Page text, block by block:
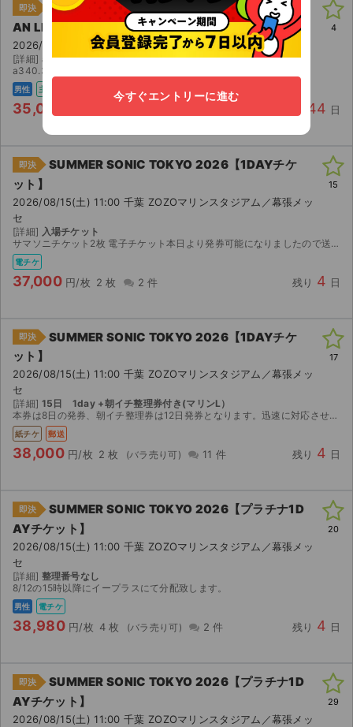
即決
「NEW ERA」～MIKADO FIRST ZEPP ONEM
AN LIVE～
2026/09/23(水) 19:00 大阪 Zepp Osaka Bayside
[詳細] a340.341
a340.341
男性 主催者
35,000 44 日
4
即決
SUMMER SONIC TOKYO 2026【1DAYチケ
ット】
2026/08/15(土) 11:00 千葉 ZOZOマリンスタジアム／幕張メッ
セ
[詳細] 入場チケット
サマソニチケット2枚 電子チケット本日より発券可能になりましたので送り可能です
電チケ
37,000 円/枚 2 枚 2 件 残り 4 日
15
即決
SUMMER SONIC TOKYO 2026【1DAYチケ
ット】
2026/08/15(土) 11:00 千葉 ZOZOマリンスタジアム／幕張メッ
セ
[詳細] 15日 1day +朝イチ整理券付き(マリンL）
本券は8日の発券、朝イチ整理券は12日発券となります。迅速に対応させていただきますが、台風等の郵送トラブルも想定されますので、関東圏の方の購入を希望致します。レターパックにて発送です。８／６日追...
紙チケ 郵送
38,000 円/枚 2 枚 11 件 残り 4 日
17
即決
SUMMER SONIC TOKYO 2026【プラチナ1D
AYチケット】
2026/08/15(土) 11:00 千葉 ZOZOマリンスタジアム／幕張メッ
セ
[詳細] 整理番号なし
8/12の15時以降にイープラスにて分配致します。
男性 電チケ
38,980 円/枚 4 枚 2 件 残り 4 日
20
即決
SUMMER SONIC TOKYO 2026【プラチナ1D
AYチケット】
2026/08/15(土) 11:00 千葉 ZOZOマリンスタジアム／幕張メッ
29
今すぐエントリーに進む